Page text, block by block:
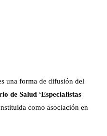
una forma de difusión del
de Salud ‘Especialistas
como asociación en